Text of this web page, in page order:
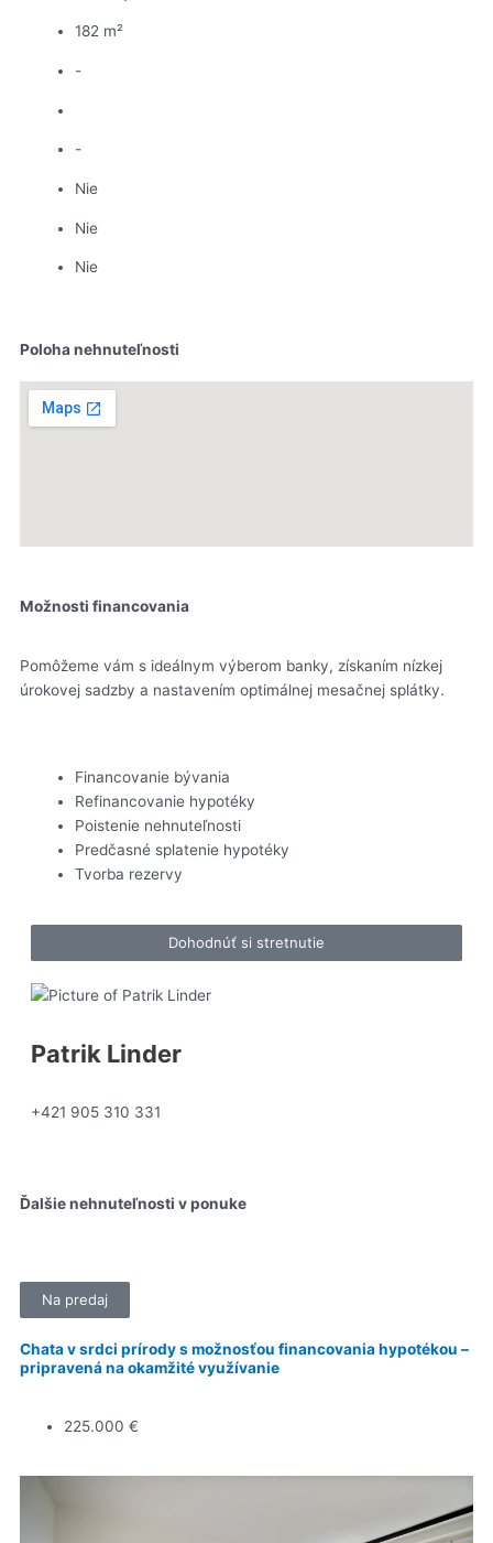
182 m²
-
-
Nie
Nie
Nie
Poloha nehnuteľnosti
Možnosti financovania
Pomôžeme vám s ideálnym výberom banky, získaním nízkej
úrokovej sadzby a nastavením optimálnej mesačnej splátky.
Financovanie bývania
Refinancovanie hypotéky
Poistenie nehnuteľnosti
Predčasné splatenie hypotéky
Tvorba rezervy
Dohodnúť si stretnutie
Patrik Linder
+421 905 310 331
Ďalšie nehnuteľnosti v ponuke
Na predaj
Chata v srdci prírody s možnosťou financovania hypotékou –
pripravená na okamžité využívanie
225.000 €